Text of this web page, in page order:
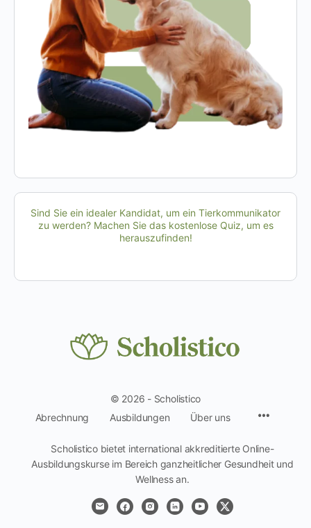
Sind Sie ein idealer Kandidat, um ein Tierkommunikator
zu werden? Machen Sie das kostenlose Quiz, um es
herauszufinden!
© 2026 - Scholistico
Abrechnung
Ausbildungen Über uns
Scholistico bietet international akkreditierte Online-
Ausbildungskurse im Bereich ganzheitlicher Gesundheit und
Wellness an.